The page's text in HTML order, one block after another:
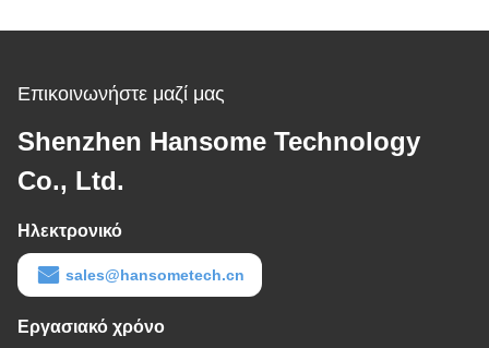
Επικοινωνήστε μαζί μας
Shenzhen Hansome Technology
Co., Ltd.
Ηλεκτρονικό
sales@hansometech.cn
Εργασιακό χρόνο